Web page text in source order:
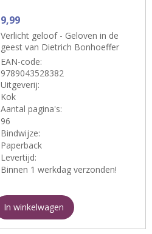
9,99
Verlicht geloof - Geloven in de
geest van Dietrich Bonhoeffer
EAN-code:
9789043528382
Uitgeverij:
Kok
Aantal pagina's:
96
Bindwijze:
Paperback
Levertijd:
Binnen 1 werkdag verzonden!
In winkelwagen